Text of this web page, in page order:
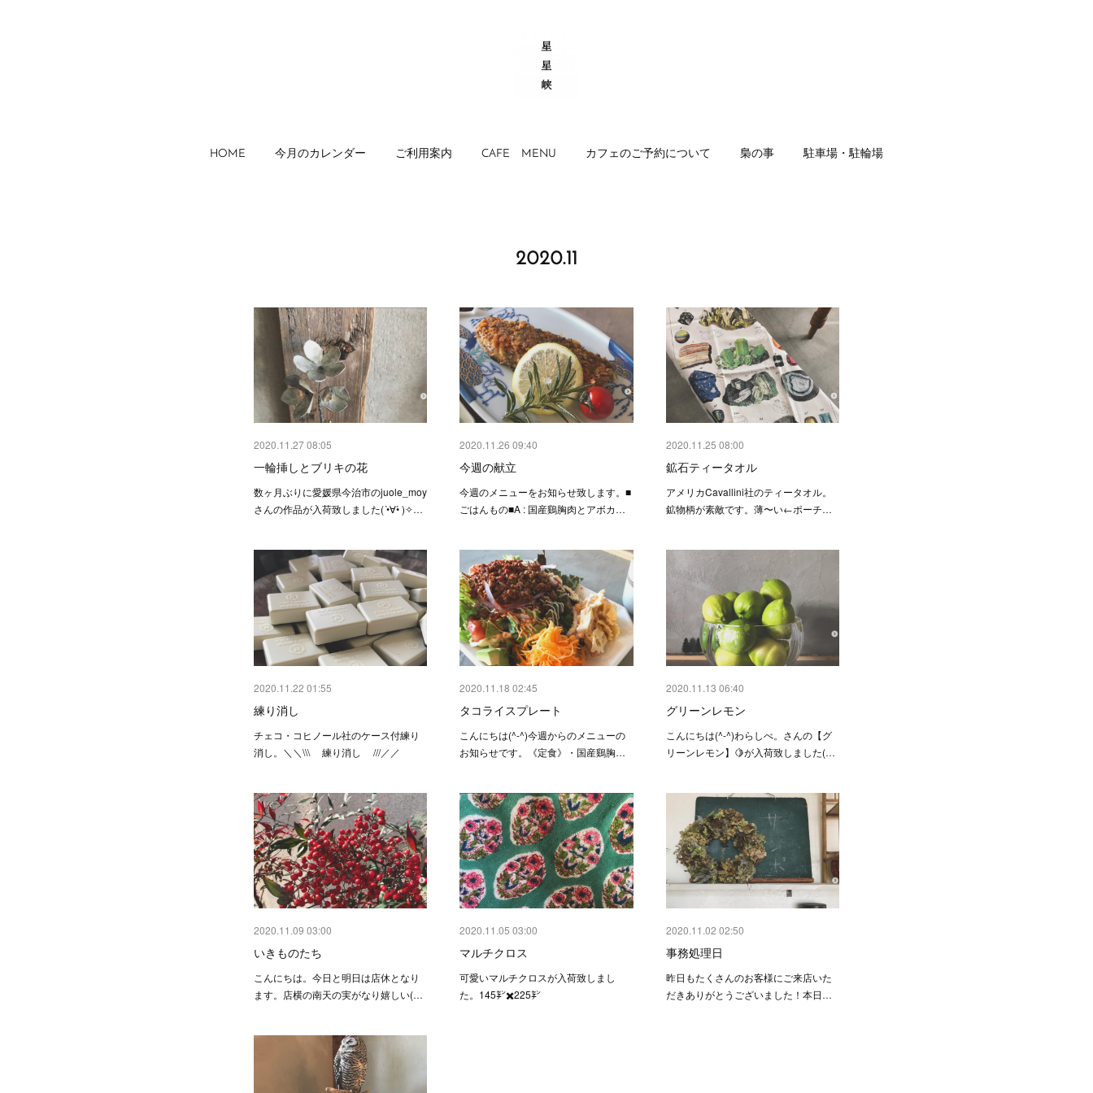
HOME 今月のカレンダー ご利用案内 CAFE MENU カフェのご予約について 梟の事 駐車場・駐輪場
2020.11
2020.11.27 08:05
一輪挿しとブリキの花
数ヶ月ぶりに愛媛県今治市のjuole_moy
さんの作品が入荷致しました( •̀∀•́ )✧ …
2020.11.26 09:40
今週の献立
今週のメニューをお知らせ致します。 ■
ごはんもの■ A : 国産鷄胸肉とアボカ…
2020.11.25 08:00
鉱石ティータオル
アメリカCavallini社のティータオル。
鉱物柄が素敵です。薄〜い←ポーチ…
2020.11.22 01:55
練り消し
チェコ・コヒノール社のケース付練り
消し。＼＼\\\ 練り消し ///／／
2020.11.18 02:45
タコライスプレート
こんにちは(^-^) 今週からのメニューの
お知らせです。 《定食》 ・国産鷄胸…
2020.11.13 06:40
グリーンレモン
こんにちは(^-^) わらしべ。さんの【グ
リーンレモン】🍋が入荷致しました(…
2020.11.09 03:00
いきものたち
こんにちは。 今日と明日は店休となり
ます。 店横の南天の実がなり嬉しい(…
2020.11.05 03:00
マルチクロス
可愛いマルチクロスが入荷致しまし
た。145㌢✖️225㌢
2020.11.02 02:50
事務処理日
昨日もたくさんのお客様にご来店いた
だきありがとうございました！ 本日…